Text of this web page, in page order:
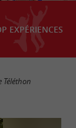
EXPÉRIENCES
Téléthon